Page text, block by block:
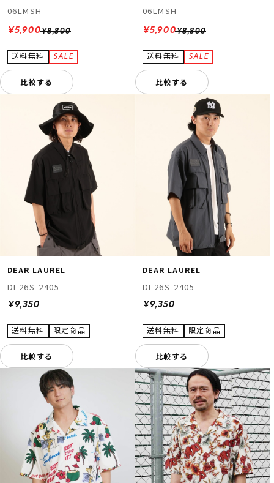
06LMSH
¥8,800
¥5,900
比較する
06LMSH
¥8,800
¥5,900
比較する
DEAR LAUREL
DL26S-2405
¥9,350
比較する
DEAR LAUREL
DL26S-2405
¥9,350
比較する